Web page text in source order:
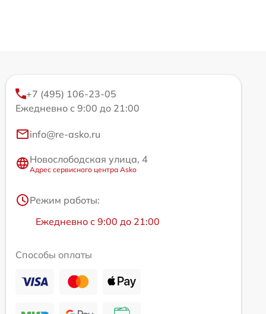
+7 (495) 106-23-05
Ежедневно с 9:00 до 21:00
info@re-asko.ru
Новослободская улица, 4
Адрес сервисного центра Asko
Режим работы:
Ежедневно с 9:00 до 21:00
Способы оплаты